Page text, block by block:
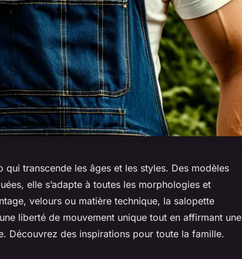
qui transcende les âges et les styles. Des modèles
elle s’adapte à toutes les morphologies et
velours ou matière technique, la salopette
liberté de mouvement unique tout en affirmant une
Découvrez des inspirations pour toute la famille.